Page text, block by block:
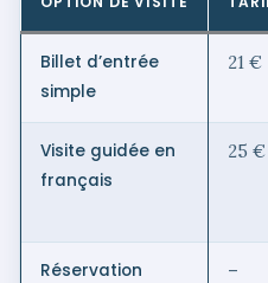
Billet d’entrée
simple
21 €
Visite guidée en
français
25 €
Réservation
–